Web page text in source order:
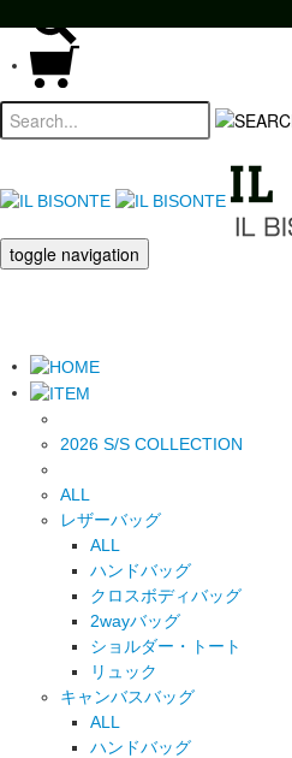
toggle navigation
2026 S/S COLLECTION
ALL
レザーバッグ
ALL
ハンドバッグ
クロスボディバッグ
2wayバッグ
ショルダー・トート
リュック
キャンバスバッグ
ALL
ハンドバッグ